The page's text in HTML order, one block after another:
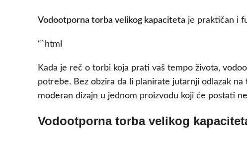
Vodootporna torba velikog kapaciteta je praktičan i
“`html
Kada je reč o torbi koja prati vaš tempo života,
potrebe. Bez obzira da li planirate jutarnji odlazak
moderan dizajn u jednom proizvodu koji će postati
Vodootporna torba velikog